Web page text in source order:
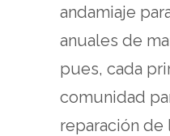
andamiaje
anuales de
pues, cada
comunidad
reparación de